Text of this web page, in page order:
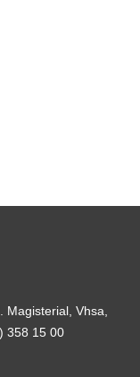
Vhsa,
358 15 00